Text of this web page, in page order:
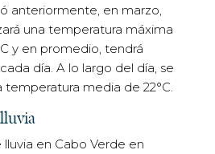
anteriormente, en marzo,
una temperatura máxima
y en promedio, tendrá
día. A lo largo del día, se
media de 22°C.
en Cabo Verde en